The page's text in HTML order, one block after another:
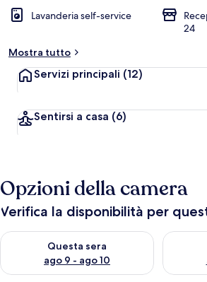
Lavanderia self-service
24
Mostra tutto
Servizi principali (12)
Sentirsi a casa (6)
Opzioni della camera
Verifica la disponibilità per
Questa sera
ago 9 - ago 10
Verifica la disponibilità per questa sera,
Verifica